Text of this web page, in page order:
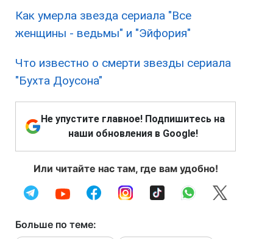
Как умерла звезда сериала "Все
женщины - ведьмы" и "Эйфория"
Что известно о смерти звезды сериала
"Бухта Доусона"
Не упустите главное! Подпишитесь на
наши обновления в Google!
Или читайте нас там, где вам удобно!
Больше по теме: